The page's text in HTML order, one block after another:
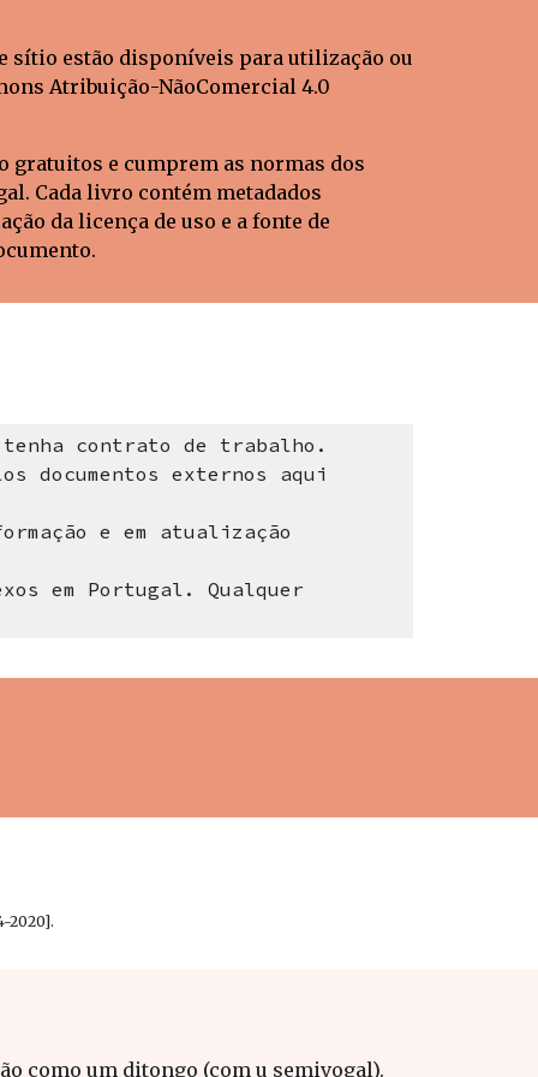
sítio estão disponíveis para utilização ou
Atribuição-NãoComercial 4.0
gratuitos e cumprem as normas dos
Cada livro contém metadados
da licença de uso e a fonte de
contrato de trabalho.
documentos externos aqui
e em atualização
em Portugal. Qualquer
2020].
como um ditongo (com u semivogal).